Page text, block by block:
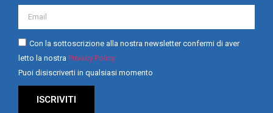
Con la sottoscrizione alla nostra newsletter confermi di aver
letto la nostra Privacy Policy
Puoi disiscriverti in qualsiasi momento
ISCRIVITI